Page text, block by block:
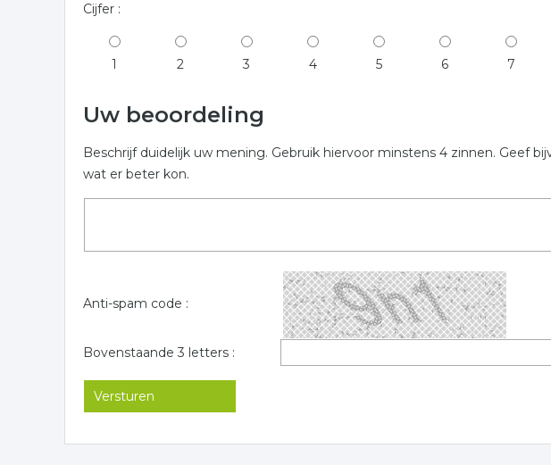
Cijfer :
1 2 3 4 5 6 7
Uw beoordeling
Beschrijf duidelijk uw mening. Gebruik hiervoor minstens 4 zinnen. Geef
wat er beter kon.
Anti-spam code :
Bovenstaande 3 letters :